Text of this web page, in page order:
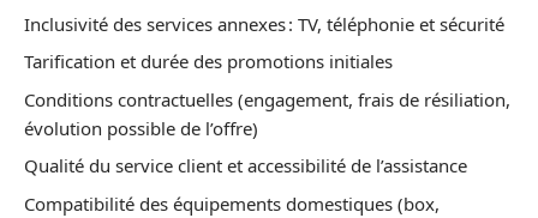
Inclusivité des services annexes : TV, téléphonie et sécurité
Tarification et durée des promotions initiales
Conditions contractuelles (engagement, frais de résiliation,
évolution possible de l’offre)
Qualité du service client et accessibilité de l’assistance
Compatibilité des équipements domestiques (box,